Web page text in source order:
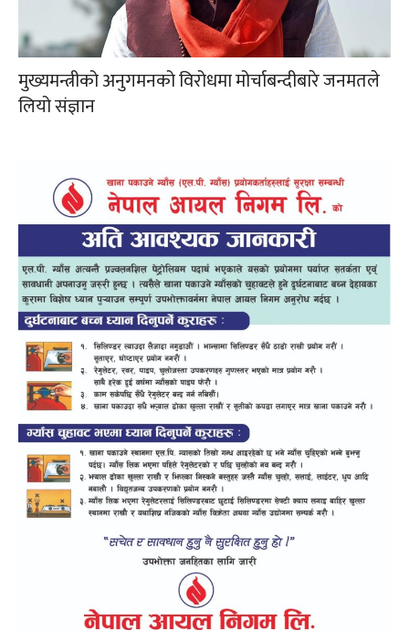
मुख्यमन्त्रीको अनुगमनको विरोधमा मोर्चाबन्दीबारे जनमतले
लियो संज्ञान